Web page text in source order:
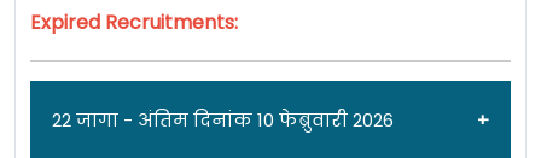
Expired Recruitments:
22 जागा - अंतिम दिनांक 10 फेब्रुवारी 2026